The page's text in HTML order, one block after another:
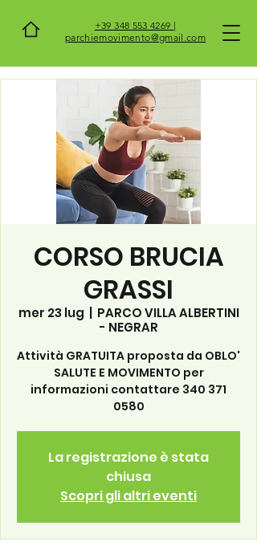
+39 348 553 4269 |
parchiemovimento@gmail.com
CORSO BRUCIA
GRASSI
mer 23 lug
PARCO VILLA ALBERTINI
- NEGRAR
Attività GRATUITA proposta da OBLO'
SALUTE E MOVIMENTO per
informazioni contattare 340 371
0580
La registrazione è stata
chiusa
Scopri gli altri eventi